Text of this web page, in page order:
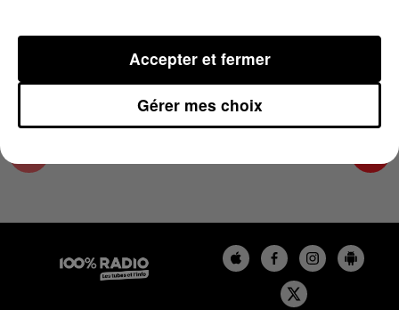
Podcasts infos du grand Toulouse
Gérer mes choix
Accepter et fermer